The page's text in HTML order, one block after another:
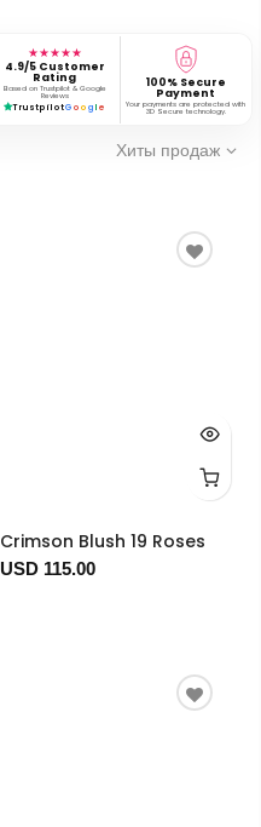
★★★★★
4.9/5 Customer
Rating
Based on Trustpilot & Google
Reviews
TrustpilotG o o g l e
100% Secure
Payment
Your payments are protected with
3D Secure technology.
Хиты продаж
Crimson Blush 19 Roses
USD 115.00